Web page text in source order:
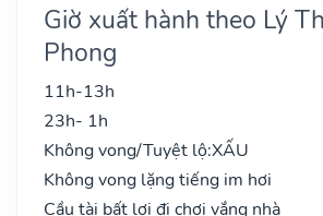
Giờ xuất hành theo Lý
Phong
11h-13h
23h- 1h
Không vong/Tuyệt lộ:XẤU
Không vong lặng tiếng im hơi
Cầu tài bất lợi đi chơi vắng nhà